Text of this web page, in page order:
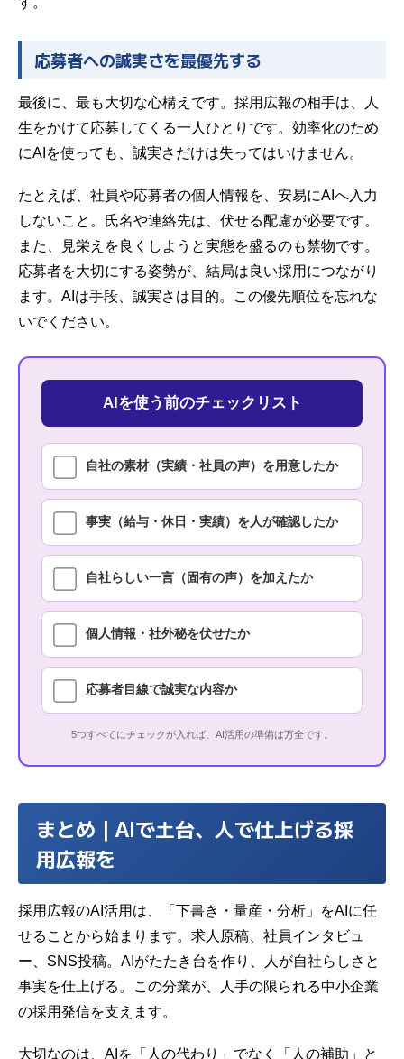
応募者への誠実さを最優先する
最後に、最も大切な心構えです。採用広報の相手は、人
生をかけて応募してくる一人ひとりです。効率化のため
にAIを使っても、誠実さだけは失ってはいけません。
たとえば、社員や応募者の個人情報を、安易にAIへ入力
しないこと。氏名や連絡先は、伏せる配慮が必要です。
また、見栄えを良くしようと実態を盛るのも禁物です。
応募者を大切にする姿勢が、結局は良い採用につながり
ます。AIは手段、誠実さは目的。この優先順位を忘れな
いでください。
AIを使う前のチェックリスト
自社の素材（実績・社員の声）を用意したか
事実（給与・休日・実績）を人が確認したか
自社らしい一言（固有の声）を加えたか
個人情報・社外秘を伏せたか
応募者目線で誠実な内容か
5つすべてにチェックが入れば、AI活用の準備は万全です。
まとめ｜AIで土台、人で仕上げる採
用広報を
採用広報のAI活用は、「下書き・量産・分析」をAIに任
せることから始まります。求人原稿、社員インタビュ
ー、SNS投稿。AIがたたき台を作り、人が自社らしさと
事実を仕上げる。この分業が、人手の限られる中小企業
の採用発信を支えます。
大切なのは、AIを「人の代わり」でなく「人の補助」と